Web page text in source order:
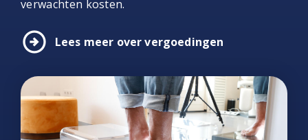
verwachten kosten.
arrow_circle_right Lees meer over vergoedingen